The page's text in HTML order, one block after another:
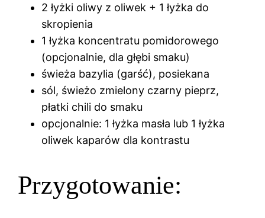
2 łyżki oliwy z oliwek + 1 łyżka do
skropienia
1 łyżka koncentratu pomidorowego
(opcjonalnie, dla głębi smaku)
świeża bazylia (garść), posiekana
sól, świeżo zmielony czarny pieprz,
płatki chili do smaku
opcjonalnie: 1 łyżka masła lub 1 łyżka
oliwek kaparów dla kontrastu
Przygotowanie: